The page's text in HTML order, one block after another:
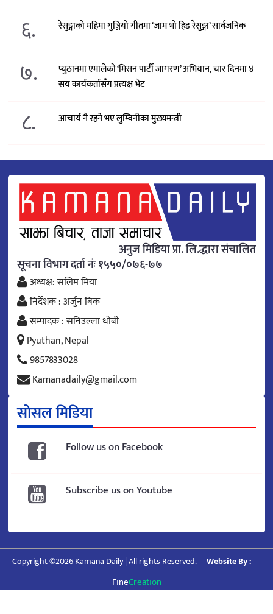
६. रेसुङ्गाको महिमा गुञ्जियो गीतमा ‘जाम भो हिड रेसुङ्गा’ सार्वजनिक
७.
प्युठानमा एमालेको ‘मिसन पार्टी जागरण’ अभियान, चार दिनमा ४
सय कार्यकर्तासँग प्रत्यक्ष भेट
८. आचार्य नै रहने भए लुम्बिनीका मुख्यमन्त्री
अनुज मिडिया प्रा. लि.द्धारा संचालित
सूचना विभाग दर्ता नंः १५५०/०७६-७७
अध्यक्ष: सलिम मिया
निर्देशक : अर्जुन बिक
सम्पादक : सनिउल्ला धोबी
Pyuthan, Nepal
9857833028
Kamanadaily@gmail.com
सोसल मिडिया
Follow us on Facebook
Subscribe us on Youtube
Copyright ©2026 Kamana Daily | All rights Reserved. Website By :
FineCreation